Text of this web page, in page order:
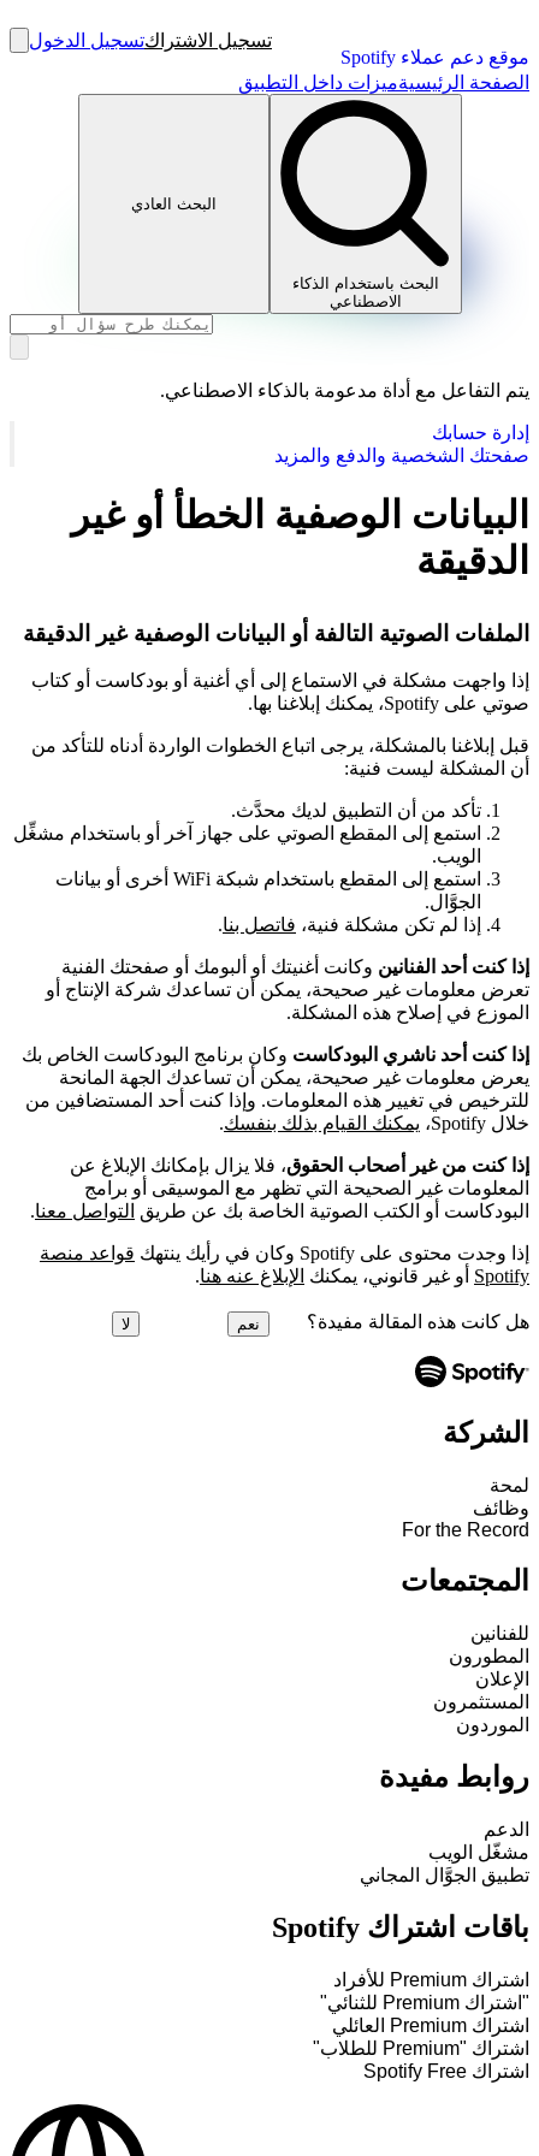
موقع دعم عملاء Spotify
تسجيل الاشتراكتسجيل الدخول
الصفحة الرئيسيةميزات داخل التطبيق
البحث باستخدام الذكاء
الاصطناعي
البحث العادي
يتم التفاعل مع أداة مدعومة بالذكاء الاصطناعي.
إدارة حسابك
صفحتك الشخصية والدفع والمزيد
البيانات الوصفية الخطأ أو غير
الدقيقة
الملفات الصوتية التالفة أو البيانات الوصفية غير الدقيقة
إذا واجهت مشكلة في الاستماع إلى أي أغنية أو بودكاست أو كتاب
صوتي على Spotify، يمكنك إبلاغنا بها.
قبل إبلاغنا بالمشكلة، يرجى اتباع الخطوات الواردة أدناه للتأكد من
أن المشكلة ليست فنية:
تأكد من أن التطبيق لديك محدَّث.
استمع إلى المقطع الصوتي على جهاز آخر أو باستخدام مشغِّل
الويب.
استمع إلى المقطع باستخدام شبكة WiFi أخرى أو بيانات
الجوَّال.
إذا لم تكن مشكلة فنية، فاتصل بنا.
إذا كنت أحد الفنانين وكانت أغنيتك أو ألبومك أو صفحتك الفنية
تعرض معلومات غير صحيحة، يمكن أن تساعدك شركة الإنتاج أو
الموزع في إصلاح هذه المشكلة.
إذا كنت أحد ناشري البودكاست وكان برنامج البودكاست الخاص بك
يعرض معلومات غير صحيحة، يمكن أن تساعدك الجهة المانحة
للترخيص في تغيير هذه المعلومات. وإذا كنت أحد المستضافين من
خلال Spotify،
يمكنك القيام بذلك بنفسك.
إذا كنت من غير أصحاب الحقوق، فلا يزال بإمكانك الإبلاغ عن
المعلومات غير الصحيحة التي تظهر مع الموسيقى أو برامج
البودكاست أو الكتب الصوتية الخاصة بك عن طريق التواصل معنا.
إذا وجدت محتوى على Spotify وكان في رأيك ينتهك
قواعد منصة
Spotify أو غير قانوني، يمكنك الإبلاغ عنه هنا.
هل كانت هذه المقالة مفيدة؟ نعم لا
الشركة
لمحة
وظائف
For the Record
المجتمعات
للفنانين
المطورون
الإعلان
المستثمرون
الموردون
روابط مفيدة
الدعم
مشغّل الويب
تطبيق الجوَّال المجاني
باقات اشتراك Spotify
اشتراك Premium للأفراد
"اشتراك Premium للثنائي"
اشتراك Premium العائلي
اشتراك "Premium للطلاب"
اشتراك Spotify Free